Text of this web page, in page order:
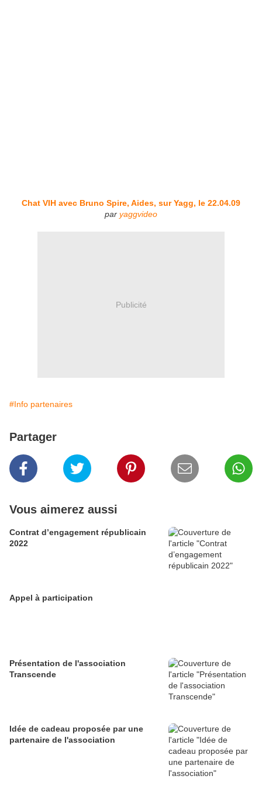
Chat VIH avec Bruno Spire, Aides, sur Yagg, le 22.04.09
par yaggvideo
Publicité
#Info partenaires
Partager
Vous aimerez aussi
Contrat d’engagement républicain
2022
Appel à participation
Présentation de l'association
Transcende
Idée de cadeau proposée par une
partenaire de l'association